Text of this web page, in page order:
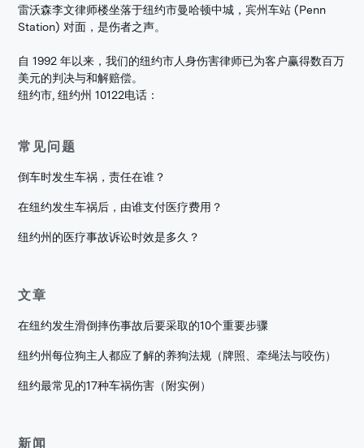
雷沃森李文律师楼坐落于纽约市曼哈顿中城，宾州车站 (Penn
Station) 对面，是伤者之声。
自 1992 年以来，我们的纽约市人身伤害律师已为客户赢得数百万
美元的判决与和解赔偿。
纽约市, 纽约州 10122电话：
常见问题
倒车时发生车祸，责任在谁？
在纽约发生车祸后，由谁支付医疗费用？
纽约州的医疗事故诉讼时效是多久？
文章
在纽约发生滑倒摔伤事故后要采取的10个重要步骤
纽约州每位狗主人都应了解的养狗法规（牌照、牵绳法与咬伤）
纽约最常见的17种车祸伤害（附实例）
新闻